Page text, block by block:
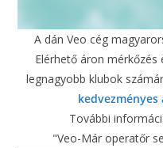
A dán Veo cég
Elérhető áron
legnagyobb klubok
További
"Veo-Már operatőr